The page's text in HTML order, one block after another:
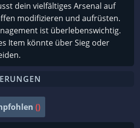
dein vielfältiges Arsenal auf
modifizieren und aufrüsten.
ist überlebenswichtig.
Item könnte über Sieg oder
()